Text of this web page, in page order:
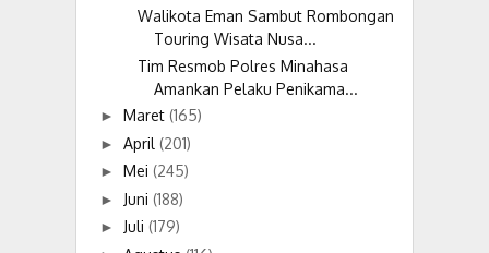
Walikota Eman Sambut Rombongan
Touring Wisata Nusa...
Tim Resmob Polres Minahasa
Amankan Pelaku Penikama...
► Maret (165)
► April (201)
► Mei (245)
► Juni (188)
► Juli (179)